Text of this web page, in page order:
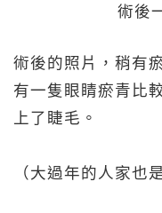
術後
術後的照片，稍有
有一隻眼睛瘀青比
上了睫毛。
（大過年的人家也